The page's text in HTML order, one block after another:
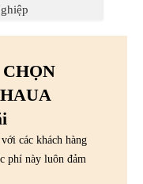
các khách hàng
phí này luôn đảm